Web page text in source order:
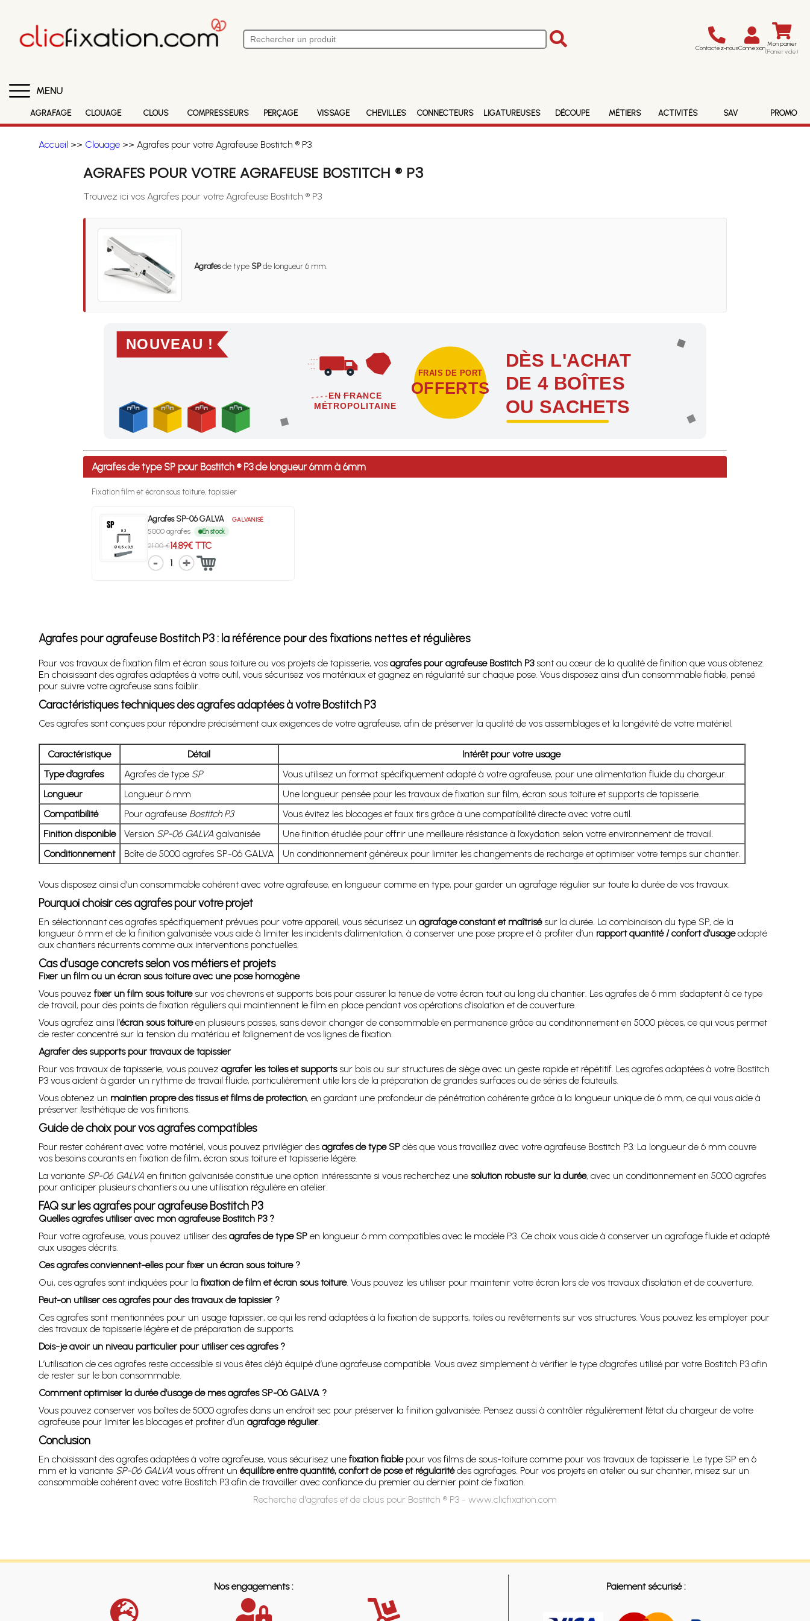
Contactez-nousConnexion Mon panier
(Panier vide)
MENU
AGRAFAGE CLOUAGE CLOUS COMPRESSEURS PERÇAGE VISSAGE CHEVILLES CONNECTEURS LIGATUREUSES DÉCOUPE MÉTIERS ACTIVITÉS SAV PROMO
Accueil >> Clouage>> Agrafes pour votre Agrafeuse Bostitch ® P3
AGRAFES POUR VOTRE AGRAFEUSE BOSTITCH ® P3
Trouvez ici vos Agrafes pour votre Agrafeuse Bostitch ® P3
Agrafesde type SPde longueur 6 mm.
NOUVEAU !
EN FRANCE
MÉTROPOLITAINE
FRAIS DE PORT
OFFERTS
DÈS L'ACHAT
DE 4 BOÎTES
OU SACHETS
Profitez des Frais de port offerts en France métropolitaine dès l'achat de 4 sachets ou boîtes d'agrafes ou de pointes !
Agrafes de type SP pour Bostitch ® P3 de longueur 6mm à 6mm
Fixation film et écran sous toiture, tapissier
Agrafes SP-06 GALVA GALVANISÉ
5000 agrafes En stock
21.00 €14.89€ TTC
1
Agrafes pour agrafeuse Bostitch P3 : la référence pour des fixations nettes et régulières
Pour vos travaux de fixation film et écran sous toiture ou vos projets de tapisserie, vos agrafes pour agrafeuse Bostitch P3sont au cœur de la qualité de finition que vous obtenez.
En choisissant des agrafes adaptées à votre outil, vous sécurisez vos matériaux et gagnez en régularité sur chaque pose. Vous disposez ainsi d’un consommable fiable, pensé
pour suivre votre agrafeuse sans faiblir.
Caractéristiques techniques des agrafes adaptées à votre Bostitch P3
Ces agrafes sont conçues pour répondre précisément aux exigences de votre agrafeuse, afin de préserver la qualité de vos assemblages et la longévité de votre matériel.
Caractéristique Détail
Intérêt pour votre usage
Type d’agrafes
Agrafes de type SP
Vous utilisez un format spécifiquement adapté à votre agrafeuse, pour une alimentation fluide du chargeur.
Longueur
Longueur 6 mm
Une longueur pensée pour les travaux de fixation sur film, écran sous toiture et supports de tapisserie.
Compatibilité
Pour agrafeuse Bostitch P3
Vous évitez les blocages et faux tirs grâce à une compatibilité directe avec votre outil.
Finition disponible
Version SP-06 GALVA galvanisée
Une finition étudiée pour offrir une meilleure résistance à l’oxydation selon votre environnement de travail.
Conditionnement
Boîte de 5000 agrafes SP-06 GALVA Un conditionnement généreux pour limiter les changements de recharge et optimiser votre temps sur chantier.
Vous disposez ainsi d’un consommable cohérent avec votre agrafeuse, en longueur comme en type, pour garder un agrafage régulier sur toute la durée de vos travaux.
Pourquoi choisir ces agrafes pour votre projet
En sélectionnant ces agrafes spécifiquement prévues pour votre appareil, vous sécurisez un agrafage constant et maîtrisésur la durée. La combinaison du type SP, de la
longueur 6 mm et de la finition galvanisée vous aide à limiter les incidents d’alimentation, à conserver une pose propre et à profiter d’un rapport quantité / confort d’usageadapté
aux chantiers récurrents comme aux interventions ponctuelles.
Cas d’usage concrets selon vos métiers et projets
Fixer un film ou un écran sous toiture avec une pose homogène
Vous pouvez fixer un film sous toituresur vos chevrons et supports bois pour assurer la tenue de votre écran tout au long du chantier. Les agrafes de 6 mm s’adaptent à ce type
de travail, pour des points de fixation réguliers qui maintiennent le film en place pendant vos opérations d’isolation et de couverture.
Vous agrafez ainsi l’écran sous toitureen plusieurs passes, sans devoir changer de consommable en permanence grâce au conditionnement en 5000 pièces, ce qui vous permet
de rester concentré sur la tension du matériau et l’alignement de vos lignes de fixation.
Agrafer des supports pour travaux de tapissier
Pour vos travaux de tapisserie, vous pouvez agrafer les toiles et supportssur bois ou sur structures de siège avec un geste rapide et répétitif. Les agrafes adaptées à votre Bostitch
P3 vous aident à garder un rythme de travail fluide, particulièrement utile lors de la préparation de grandes surfaces ou de séries de fauteuils.
Vous obtenez un maintien propre des tissus et films de protection, en gardant une profondeur de pénétration cohérente grâce à la longueur unique de 6 mm, ce qui vous aide à
préserver l’esthétique de vos finitions.
Guide de choix pour vos agrafes compatibles
Pour rester cohérent avec votre matériel, vous pouvez privilégier des agrafes de type SPdès que vous travaillez avec votre agrafeuse Bostitch P3. La longueur de 6 mm couvre
vos besoins courants en fixation de film, écran sous toiture et tapisserie légère.
La variante SP-06 GALVA en finition galvanisée constitue une option intéressante si vous recherchez une solution robuste sur la durée, avec un conditionnement en 5000 agrafes
pour anticiper plusieurs chantiers ou une utilisation régulière en atelier.
FAQ sur les agrafes pour agrafeuse Bostitch P3
Quelles agrafes utiliser avec mon agrafeuse Bostitch P3 ?
Pour votre agrafeuse, vous pouvez utiliser des agrafes de type SPen longueur 6 mm compatibles avec le modèle P3. Ce choix vous aide à conserver un agrafage fluide et adapté
aux usages décrits.
Ces agrafes conviennent-elles pour fixer un écran sous toiture ?
Oui, ces agrafes sont indiquées pour la fixation de film et écran sous toiture. Vous pouvez les utiliser pour maintenir votre écran lors de vos travaux d’isolation et de couverture.
Peut-on utiliser ces agrafes pour des travaux de tapissier ?
Ces agrafes sont mentionnées pour un usage tapissier, ce qui les rend adaptées à la fixation de supports, toiles ou revêtements sur vos structures. Vous pouvez les employer pour
des travaux de tapisserie légère et de préparation de supports.
Dois-je avoir un niveau particulier pour utiliser ces agrafes ?
L’utilisation de ces agrafes reste accessible si vous êtes déjà équipé d’une agrafeuse compatible. Vous avez simplement à vérifier le type d’agrafes utilisé par votre Bostitch P3 afin
de rester sur le bon consommable.
Comment optimiser la durée d’usage de mes agrafes SP-06 GALVA ?
Vous pouvez conserver vos boîtes de 5000 agrafes dans un endroit sec pour préserver la finition galvanisée. Pensez aussi à contrôler régulièrement l’état du chargeur de votre
agrafeuse pour limiter les blocages et profiter d’un agrafage régulier.
Conclusion
En choisissant des agrafes adaptées à votre agrafeuse, vous sécurisez une fixation fiablepour vos films de sous-toiture comme pour vos travaux de tapisserie. Le type SP en 6
mm et la variante SP-06 GALVA vous offrent un équilibre entre quantité, confort de pose et régularitédes agrafages. Pour vos projets en atelier ou sur chantier, misez sur un
consommable cohérent avec votre Bostitch P3 afin de travailler avec confiance du premier au dernier point de fixation.
Recherche d'agrafes et de clous pour Bostitch ® P3 - www.clicfixation.com
Nos engagements : Paiement sécurisé :